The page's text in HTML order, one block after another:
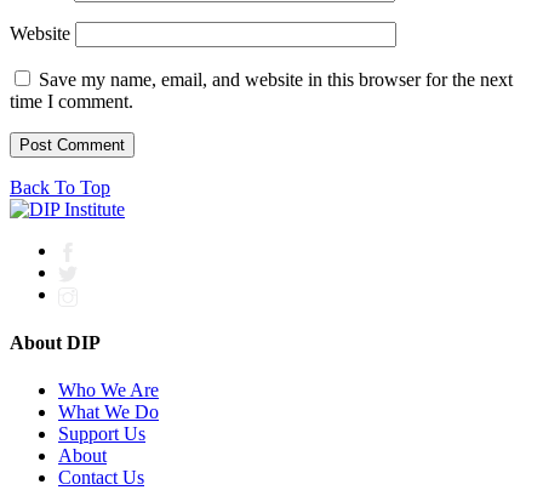
Website
Save my name, email, and website in this browser for the next
time I comment.
Back To Top
About DIP
Who We Are
What We Do
Support Us
About
Contact Us